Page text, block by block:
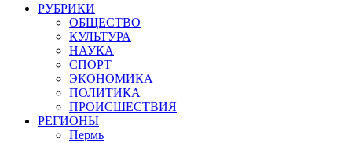
РУБРИКИ
ОБЩЕСТВО
КУЛЬТУРА
НАУКА
СПОРТ
ЭКОНОМИКА
ПОЛИТИКА
ПРОИСШЕСТВИЯ
РЕГИОНЫ
Пермь